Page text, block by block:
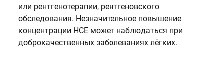
или рентгенотерапии, рентгеновского
обследования. Незначительное повышение
концентрации НСЕ может наблюдаться при
доброкачественных заболеваниях лёгких.